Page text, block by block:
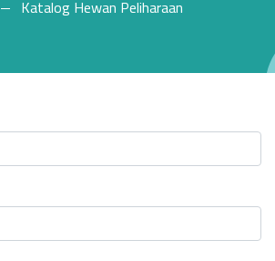
Katalog Hewan Peliharaan